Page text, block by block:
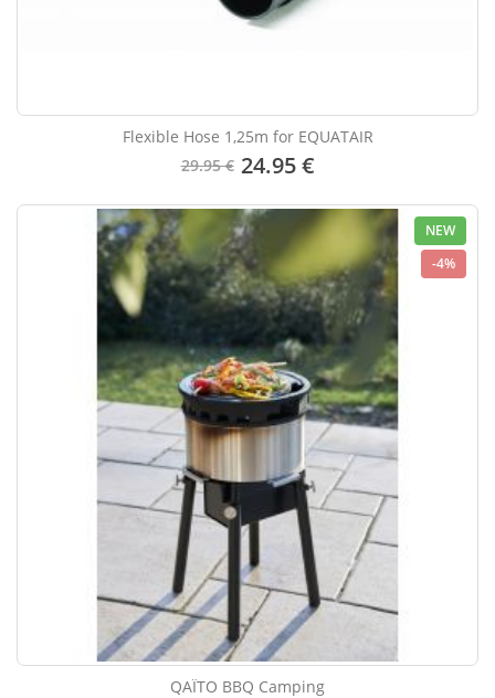
Flexible Hose 1,25m for EQUATAIR
29.95 € 24.95 €
NEW
-4%
QAÏTO BBQ Camping